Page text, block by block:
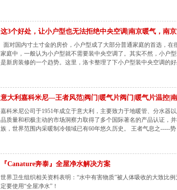
这3个好处，让小户型也无法拒绝中央空调|南京暖气，南
面对国内寸土寸金的房价，小户型成了大部分普通家庭的首选，
家庭中，一般认为小户型就不需要装中央空调了。其实不然，小户
是新房装修的一个趋势。这里，洛卡整理了下小户型装中央空调的
意大利嘉科米尼—王者风范|阀门|暖气片阀门|暖气片温控|
嘉科米尼公司于1951年成立于意大利，主要致力于地暖管、分水器
品质量和积极主动的市场洞察力取得了多个国际著名的产品认证，
族，世界范围内采暖制冷领域已有60年悠久历史。 王者气息之-----
『Canature奔泰』全屋净水解决方案
世界卫生组织相关资料表明：“水中有害物质”被人体吸收的大致比
定要使用“全屋净水”！